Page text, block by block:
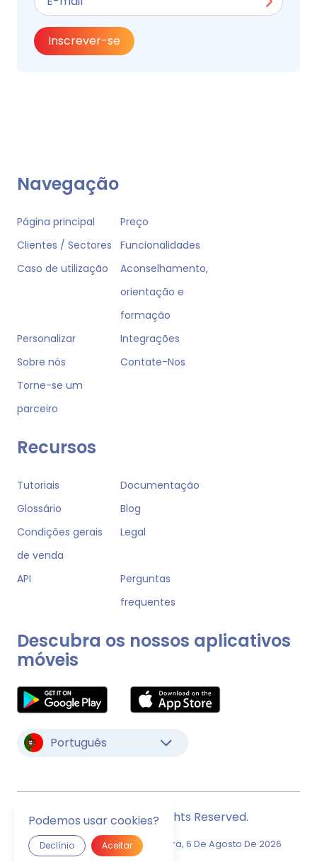
Inscrever-se
Navegação
Página principal
Preço
Clientes / Sectores
Funcionalidades
Caso de utilização
Aconselhamento,
orientação e
formação
Personalizar
Integrações
Sobre nós
Contate-Nos
Torne-se um
parceiro
Recursos
Tutoriais
Documentação
Glossário
Blog
Condições gerais
de venda
Legal
API
Perguntas
frequentes
Descubra os nossos aplicativos
móveis
Português
© Monstock. All Rights Reserved.
Última Atualização Quinta-Feira, 6 De Agosto De 2026
Podemos usar cookies?
Declínio Aceitar